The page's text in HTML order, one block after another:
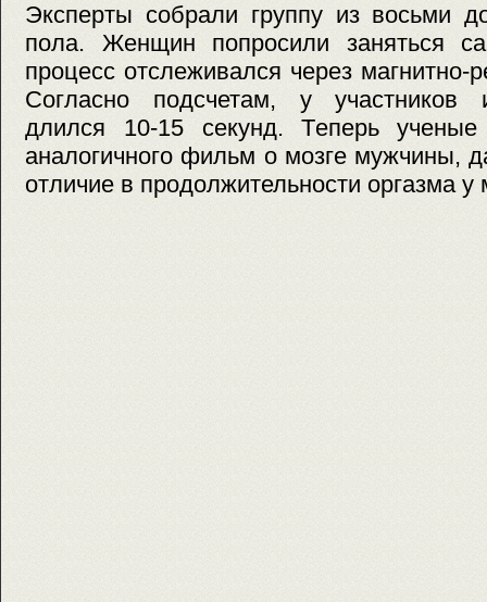
Эксперты собрали группу из восьми
пола. Женщин попросили заняться
процесс отслеживался через магнитно-
Согласно подсчетам, у участников
длился 10-15 секунд. Теперь ученые
аналогичного фильм о мозге мужчины,
отличие в продолжительности оргазма